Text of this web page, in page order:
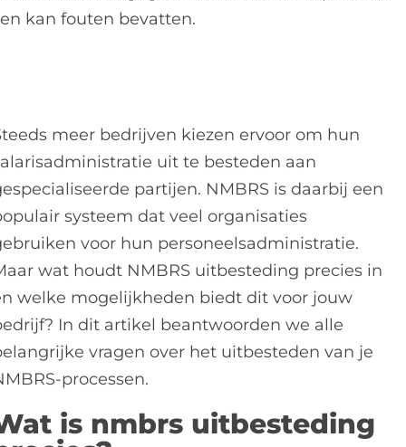
en kan fouten bevatten.
meer bedrijven kiezen ervoor om hun
uit te besteden aan
partijen. NMBRS is daarbij een
systeem dat veel organisaties
voor hun personeelsadministratie.
wat houdt NMBRS uitbesteding precies in
welke mogelijkheden biedt dit voor jouw
In dit artikel beantwoorden we alle
vragen over het uitbesteden van je
processen.
is nmbrs uitbesteding